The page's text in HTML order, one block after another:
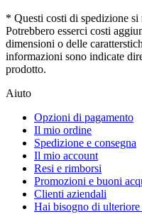
* Questi costi di spedizione
Potrebbero esserci costi
dimensioni o delle
informazioni sono indicate
prodotto.
Aiuto
Opzioni di pagamento
Il mio ordine
Spedizione e consegna
Il mio account
Resi e rimborsi
Promozioni e buoni
Clienti aziendali
Hai bisogno di ulteriore